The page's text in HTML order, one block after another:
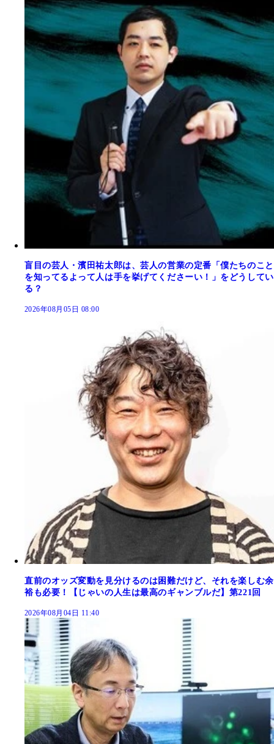
盲目の芸人・濱田祐太郎は、芸人の営業の定番「僕たちのこと
を知ってるよって人は手を挙げてくださーい！」をどうしてい
る？
2026年08月05日 08:00
直前のオッズ変動を見分けるのは困難だけど、それを楽しむ余
裕も必要！【じゃいの人生は最高のギャンブルだ】第221回
2026年08月04日 11:40